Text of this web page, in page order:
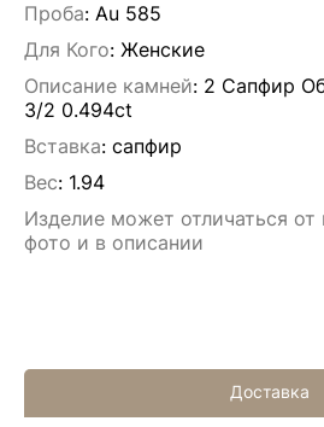
Проба: Au 585
Для Кого: Женские
Описание камней: 2 Сапфир
3/2 0.494ct
Вставка: сапфир
Вес: 1.94
Изделие может отличаться от
фото и в описании
Доставка